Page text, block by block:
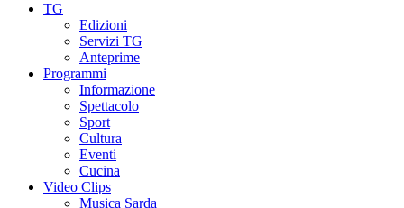
TG
Edizioni
Servizi TG
Anteprime
Programmi
Informazione
Spettacolo
Sport
Cultura
Eventi
Cucina
Video Clips
Musica Sarda